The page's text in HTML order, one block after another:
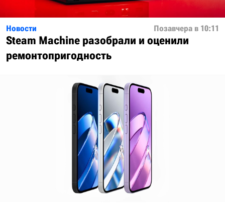
Новости Позавчера в 10:11
Steam Machine разобрали и оценили
ремонтопригодность